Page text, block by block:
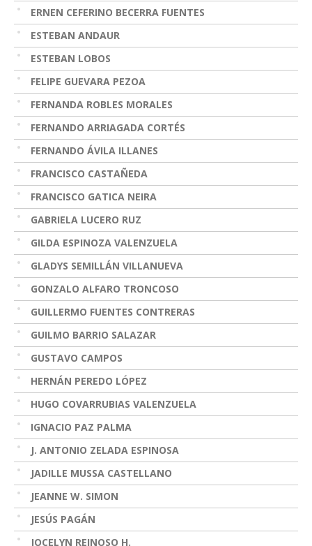
ERNEN CEFERINO BECERRA FUENTES
ESTEBAN ANDAUR
ESTEBAN LOBOS
FELIPE GUEVARA PEZOA
FERNANDA ROBLES MORALES
FERNANDO ARRIAGADA CORTÉS
FERNANDO ÁVILA ILLANES
FRANCISCO CASTAÑEDA
FRANCISCO GATICA NEIRA
GABRIELA LUCERO RUZ
GILDA ESPINOZA VALENZUELA
GLADYS SEMILLÁN VILLANUEVA
GONZALO ALFARO TRONCOSO
GUILLERMO FUENTES CONTRERAS
GUILMO BARRIO SALAZAR
GUSTAVO CAMPOS
HERNÁN PEREDO LÓPEZ
HUGO COVARRUBIAS VALENZUELA
IGNACIO PAZ PALMA
J. ANTONIO ZELADA ESPINOSA
JADILLE MUSSA CASTELLANO
JEANNE W. SIMON
JESÚS PAGÁN
JOCELYN REINOSO H.